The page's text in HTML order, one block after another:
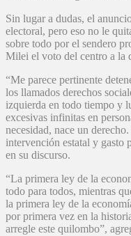
Sin lugar a dudas, el
electoral, pero eso no le
sobre todo por el sendero
Milei el voto del centro a la
“Me parece pertinente
los llamados derechos
izquierda en todo tiempo y
excesivas infinitas en
necesidad, nace un
intervención estatal y gasto
en su discurso.
“La primera ley de la
todo para todos, mientras
la primera ley de la
por primera vez en la
arregle este quilombo”,